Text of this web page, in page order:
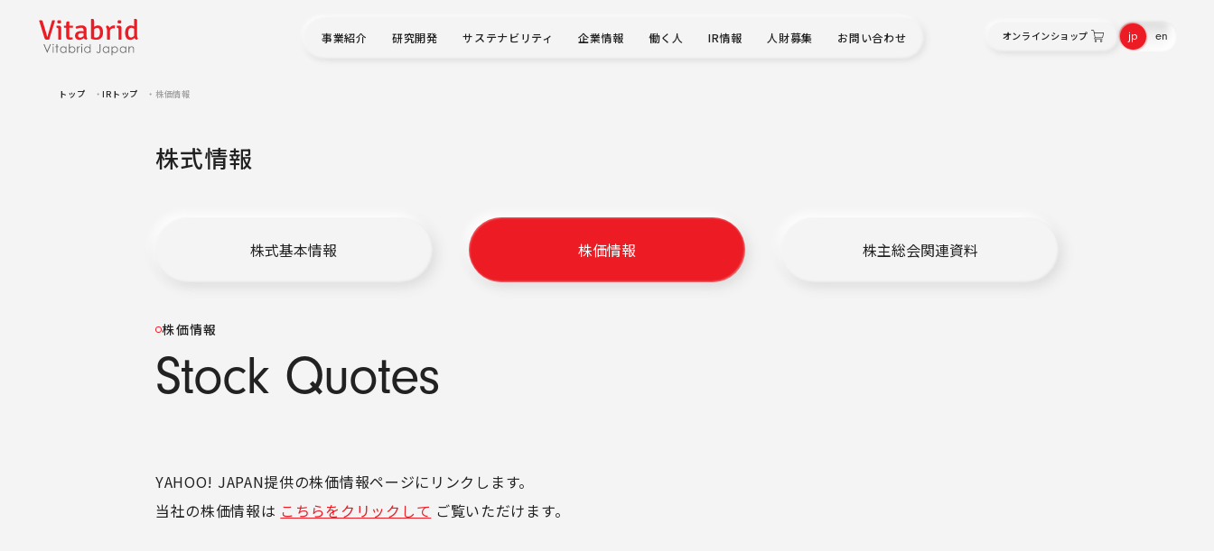
事業紹介 研究開発 サステナビリティ 企業情報 働く人 IR情報 人財募集 お問い合わせ オンラインショップ jp en
トップ IRトップ 株価情報
株式情報
株式基本情報 株価情報 株主総会関連資料
株価情報
Stock Quotes
YAHOO! JAPAN提供の株価情報ページにリンクします。
当社の株価情報は こちらをクリックして ご覧いただけます。